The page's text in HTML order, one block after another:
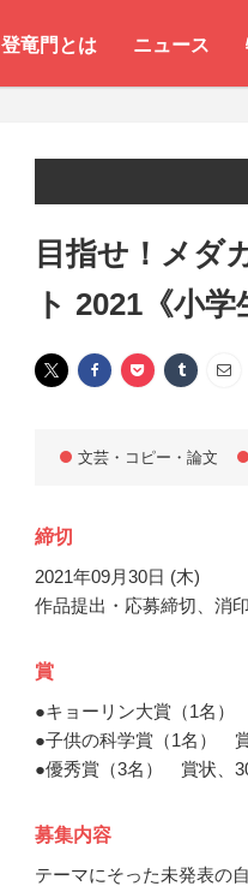
登竜門とは ニュース
目指せ！メダ
ト 2021《小学
文芸・コピー・論文
締切
2021年09月30日 (木)
作品提出・応募締切、消
賞
●キョーリン大賞（1名
●子供の科学賞（1名）
●優秀賞（3名） 賞状、
募集内容
テーマにそった未発表の